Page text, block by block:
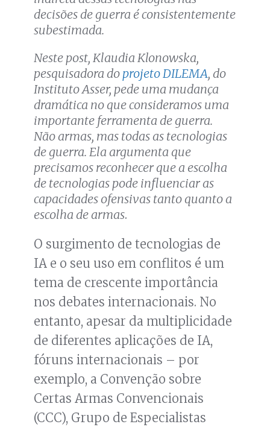
decisões de guerra é consistentemente
subestimada.
Neste post, Klaudia Klonowska,
pesquisadora do projeto DILEMA, do
Instituto Asser, pede uma mudança
dramática no que consideramos uma
importante ferramenta de guerra.
Não armas, mas todas as tecnologias
de guerra. Ela argumenta que
precisamos reconhecer que a escolha
de tecnologias pode influenciar as
capacidades ofensivas tanto quanto a
escolha de armas.
O surgimento de tecnologias de
IA e o seu uso em conflitos é um
tema de crescente importância
nos debates internacionais. No
entanto, apesar da multiplicidade
de diferentes aplicações de IA,
fóruns internacionais – por
exemplo, a Convenção sobre
Certas Armas Convencionais
(CCC), Grupo de Especialistas